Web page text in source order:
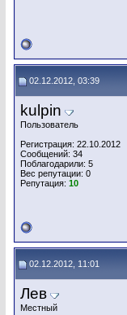
02.12.2012, 03:39
kulpin
Пользователь
Регистрация: 22.10.2012
Сообщений: 34
Поблагодарили: 5
Вес репутации: 0
Репутация: 10
02.12.2012, 11:01
Лев
Местный